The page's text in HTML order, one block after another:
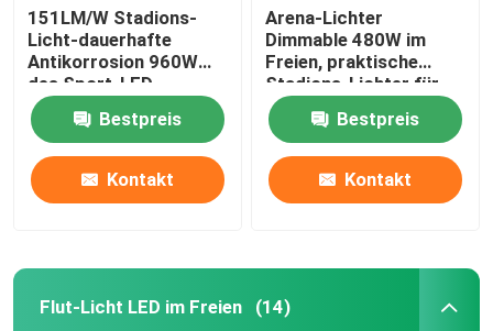
151LM/W Stadions-
Licht-dauerhafte
Antikorrosion 960W
des Sport-LED
Bestpreis
Kontakt
Arena-Lichter
Dimmable 480W im
Freien, praktische
Stadions-Lichter für
Hinterhof
Bestpreis
Kontakt
Flut-Licht LED im Freien (14)